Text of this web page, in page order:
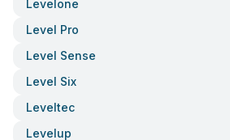
Levelone
Level Pro
Level Sense
Level Six
Leveltec
Levelup